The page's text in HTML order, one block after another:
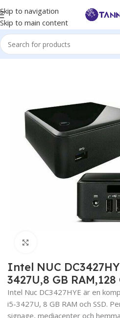
Skip to navigation
Skip to main content
Hem/PCs/Kontors Datorer/NUC
Intel NUC
3427U,8 GB RAM,128
Intel Nuc DC3427HYE är en
i5-3427U, 8 GB RAM och SSD.
signage, mediacenter och